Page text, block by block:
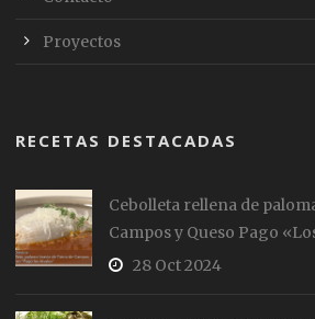
Proyectos
RECETAS DESTACADAS
Cebolleta rellena de
Campos y Queso Pago
28 Oct 2024